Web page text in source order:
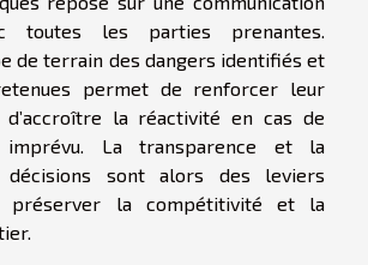
toutes les parties prenantes.
de terrain des dangers identifiés et
permet de renforcer leur
d’accroître la réactivité en cas de
imprévu. La transparence et la
décisions sont alors des leviers
préserver la compétitivité et la